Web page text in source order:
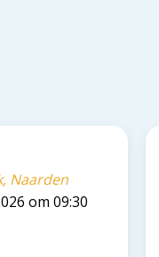
Naarden
om 09:30